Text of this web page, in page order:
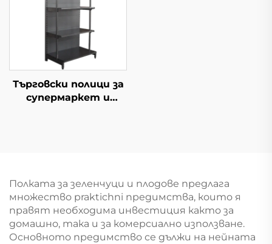
Търговски полици за
супермаркет и
Полката за зеленчуци и плодове предлага
множество praktichni предимства, които я
правят необходима инвестиция както за
домашно, така и за комерсиално използване.
Основното предимство се дължи на нейната